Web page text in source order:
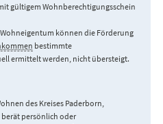
gültigem Wohnberechtigungsschein
können die Förderung
bestimmte
ermittelt werden, nicht übersteigt.
des Kreises Paderborn,
berät persönlich oder